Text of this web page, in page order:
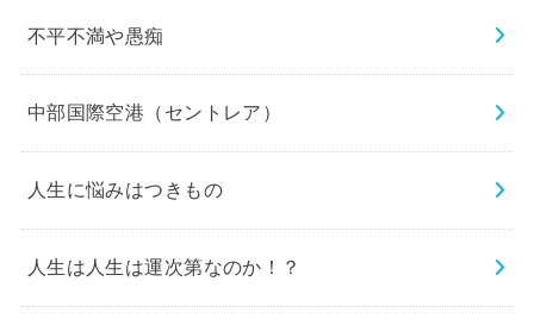
不平不満や愚痴
中部国際空港（セントレア）
人生に悩みはつきもの
人生は人生は運次第なのか！？